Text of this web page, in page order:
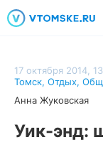
17 октября 2014,
Томск, Отдых,
Анна Жуковская
Уик-энд: